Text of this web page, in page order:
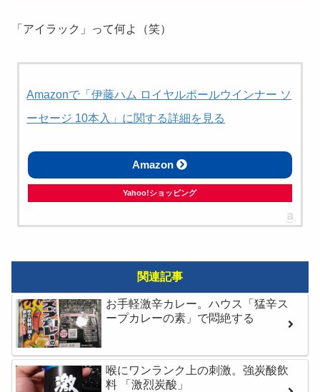
「アイラック」って何よ（笑）
Amazonで「伊藤ハム ロイヤルポールウインナー ソ
ーセージ 10本入」に関する詳細を見る
Amazon
Yahoo!ショッピング
関連記事
お手軽激辛カレー。ハウス「猛辛ス
ープカレーの素」で悶絶する
喉にワンランク上の刺激。強炭酸飲
料 「激烈炭酸」